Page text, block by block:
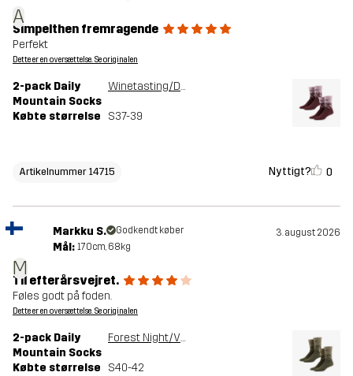
A
Simpelthen fremragende
Perfekt
Dette er en oversættelse. Se originalen
2-pack Daily
Mountain Socks
Winetasting/Dusty Mauve
Købte størrelse S37-39
Artikelnummer 14715 Nyttigt? 0
M
Markku S. Godkendt køber 3. august 2026
Mål: 170cm, 68kg
Til efterårsvejret.
Føles godt på foden.
Dette er en oversættelse. Se originalen
2-pack Daily
Mountain Socks
Forest Night/Vetiver Green
Købte størrelse S40-42